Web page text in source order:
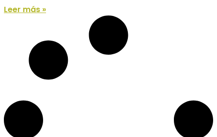
Leer más »